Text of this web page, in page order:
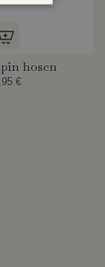
hosen
€